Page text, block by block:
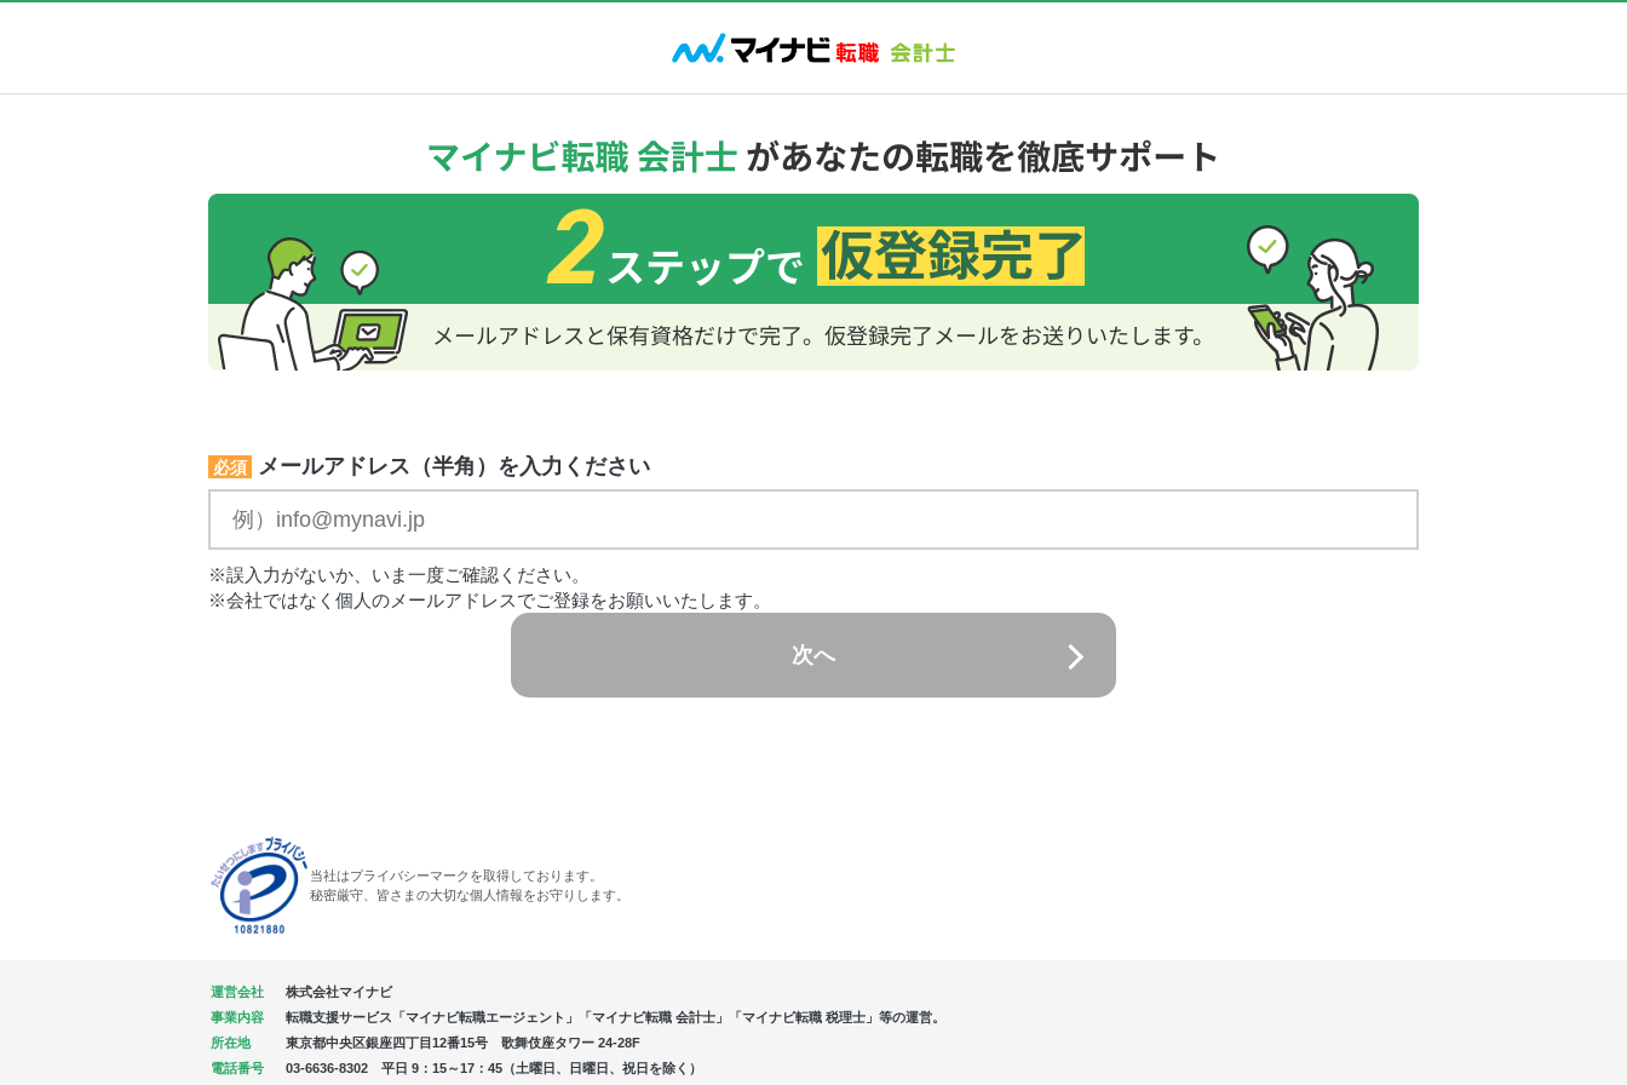
必須 メールアドレス（半角）を入力ください
※誤入力がないか、いま一度ご確認ください。
※会社ではなく個人のメールアドレスでご登録をお願いいたします。
次へ
当社はプライバシーマークを取得しております。
秘密厳守、皆さまの大切な個人情報をお守りします。
運営会社
株式会社マイナビ
事業内容
転職支援サービス「マイナビ転職エージェント」「マイナビ転職 会計士」「マイナビ転職 税理士」等の運営。
所在地
東京都中央区銀座四丁目12番15号 歌舞伎座タワー 24-28F
電話番号
03-6636-8302 平日 9：15～17：45（土曜日、日曜日、祝日を除く）